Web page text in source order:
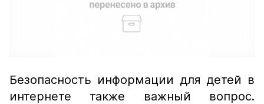
Безопасность информации для детей в
интернете также важный вопрос.